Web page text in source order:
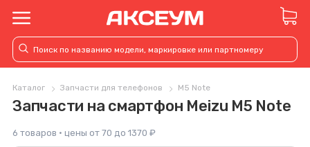
Каталог Запчасти для телефонов M5 Note
Запчасти на смартфон Meizu M5 Note
6 товаров · цены от 70 до 1370 ₽